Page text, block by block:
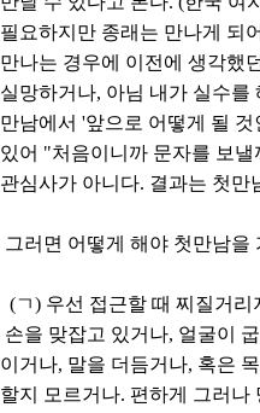
필요하지만 종래는 만나게 되
만나는 경우에 이전에 생각했
실망하거나, 아님 내가 실수를
만남에서 '앞으로 어떻게 될
있어 "처음이니까 문자를 보
관심사가 아니다. 결과는 첫만
그러면 어떻게 해야 첫만남을
(ㄱ) 우선 접근할 때 찌질거리
손을 맞잡고 있거나, 얼굴이
이거나, 말을 더듬거나, 혹은
할지 모르거나. 편하게 그러나